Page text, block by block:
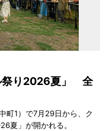
祭り2026夏」 全
町1）で7月29日から、ク
夏」が開かれる。